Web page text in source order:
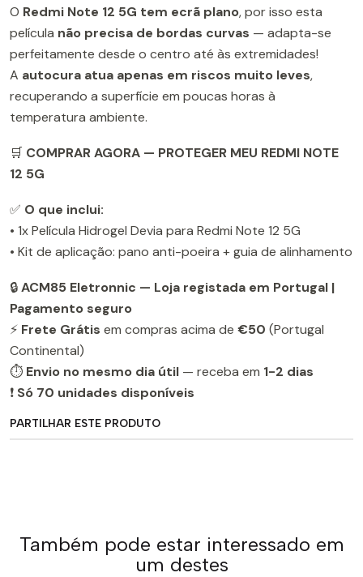
O Redmi Note 12 5G tem ecrã plano, por isso esta
película não precisa de bordas curvas — adapta-se
perfeitamente desde o centro até às extremidades!
A autocura atua apenas em riscos muito leves,
recuperando a superfície em poucas horas à
temperatura ambiente.
🛒 COMPRAR AGORA — PROTEGER MEU REDMI NOTE
12 5G
✅ O que inclui:
• 1x Película Hidrogel Devia para Redmi Note 12 5G
• Kit de aplicação: pano anti-poeira + guia de alinhamento
🔒ACM85 Eletronnic — Loja registada em Portugal |
Pagamento seguro
⚡ Frete Grátis em compras acima de €50 (Portugal
Continental)
⏱️ Envio no mesmo dia útil — receba em 1-2 dias
❗ Só 70 unidades disponíveis
PARTILHAR ESTE PRODUTO
Também pode estar interessado em
um destes